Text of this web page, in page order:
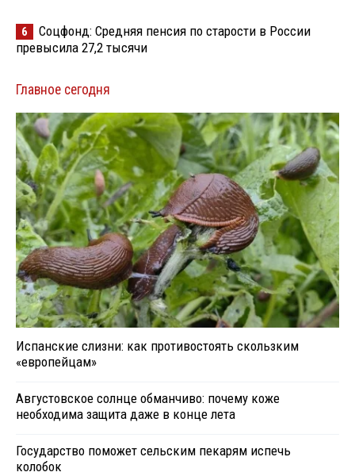
6
Соцфонд: Средняя пенсия по старости в России
превысила 27,2 тысячи
Главное сегодня
Испанские слизни: как противостоять скользким
«европейцам»
Августовское солнце обманчиво: почему коже
необходима защита даже в конце лета
Государство поможет сельским пекарям испечь
колобок